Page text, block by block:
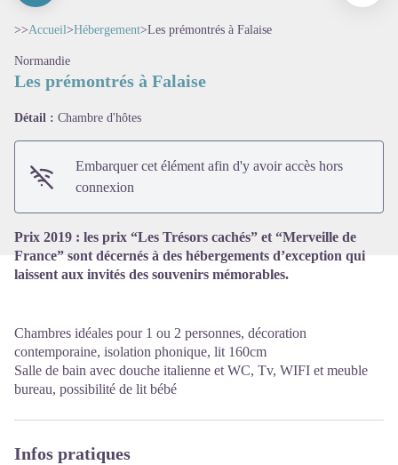
>>Accueil>Hébergement>Les prémontrés à Falaise
Normandie
Les prémontrés à Falaise
Détail : Chambre d'hôtes
Embarquer cet élément afin d'y avoir accès hors
connexion
Prix 2019 : les prix “Les Trésors cachés” et “Merveille de
France” sont décernés à des hébergements d’exception qui
laissent aux invités des souvenirs mémorables.
Chambres idéales pour 1 ou 2 personnes, décoration
contemporaine, isolation phonique, lit 160cm
Salle de bain avec douche italienne et WC, Tv, WIFI et meuble
bureau, possibilité de lit bébé
Infos pratiques